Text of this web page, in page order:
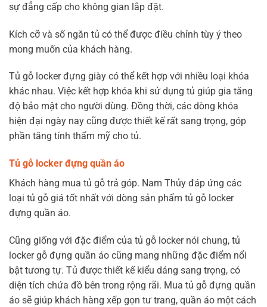
sự đẳng cấp cho không gian lắp đặt.
Kích cỡ và số ngăn tủ có thể được điều chỉnh tùy ý theo
mong muốn của khách hàng.
Tủ gỗ locker đựng giày có thể kết hợp với nhiều loại khóa
khác nhau. Việc kết hợp khóa khi sử dụng tủ giúp gia tăng
độ bảo mật cho người dùng. Đồng thời, các dòng khóa
hiện đại ngày nay cũng được thiết kế rất sang trọng, góp
phần tăng tính thẩm mỹ cho tủ.
Tủ gỗ locker đựng quần áo
Khách hàng mua tủ gỗ trả góp. Nam Thủy đáp ứng các
loại tủ gỗ giá tốt nhất với dòng sản phẩm tủ gỗ locker
đựng quần áo.
Cũng giống với đặc điểm của tủ gỗ locker nói chung, tủ
locker gỗ đựng quần áo cũng mang những đặc điểm nổi
bật tương tự. Tủ được thiết kế kiểu dáng sang trọng, có
diện tích chứa đồ bên trong rộng rãi. Mua tủ gỗ đựng quần
áo sẽ giúp khách hàng xếp gọn tư trang, quần áo một cách